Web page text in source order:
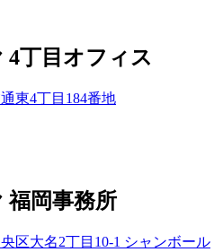
4丁目オフィス
東4丁目184番地
福岡事務所
区大名2丁目10-1 シャンボール